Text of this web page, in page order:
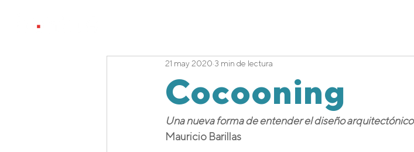
Cocooning
21 may 2020 3 min de lectura
Una nueva forma de entender el diseño arquitectónico
Mauricio Barillas